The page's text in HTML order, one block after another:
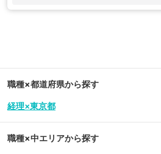
職種×都道府県から探す
経理×東京都
職種×中エリアから探す